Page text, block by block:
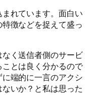
れています。面白い
徴などを捉えて盛っ
く送信者側のサービ
とは良く分かるので
端的に一言のアクシ
いか？と私は思った